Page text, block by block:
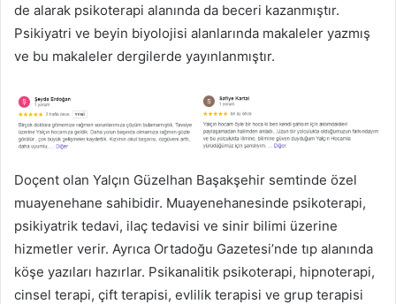
de alarak psikoterapi alanında da beceri kazanmıştır.
Psikiyatri ve beyin biyolojisi alanlarında makaleler yazmış
ve bu makaleler dergilerde yayınlanmıştır.
Doçent olan Yalçın Güzelhan Başakşehir semtinde özel
muayenehane sahibidir. Muayenehanesinde psikoterapi,
psikiyatrik tedavi, ilaç tedavisi ve sinir bilimi üzerine
hizmetler verir. Ayrıca Ortadoğu Gazetesi’nde tıp alanında
köşe yazıları hazırlar. Psikanalitik psikoterapi, hipnoterapi,
cinsel terapi, çift terapisi, evlilik terapisi ve grup terapisi